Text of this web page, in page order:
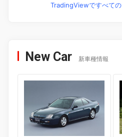
TradingViewですべて
New Car 新車種情報